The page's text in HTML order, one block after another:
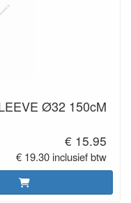
Ø32 150cM
€ 15.95
€ 19.30 inclusief btw